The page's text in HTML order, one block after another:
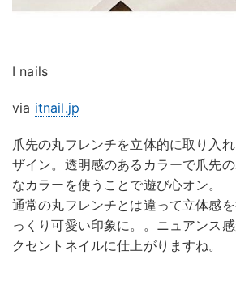
I nails
via itnail.jp
爪先の丸フレンチを立体的に取り入
ザイン。透明感のあるカラーで爪先
なカラーを使うことで遊び心オン。
通常の丸フレンチとは違って立体感
っくり可愛い印象に。。ニュアンス
クセントネイルに仕上がりますね。